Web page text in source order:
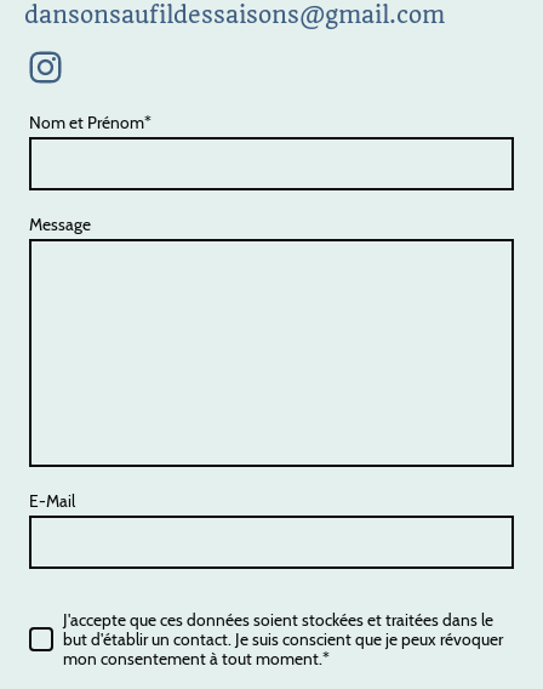
dansonsaufildessaisons@gmail.com
Nom et Prénom*
Message
E-Mail
J'accepte que ces données soient stockées et traitées dans le
but d'établir un contact. Je suis conscient que je peux révoquer
mon consentement à tout moment.*